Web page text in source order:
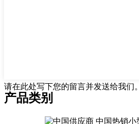
请在此处写下您的留言并发送给我们。
产品类别